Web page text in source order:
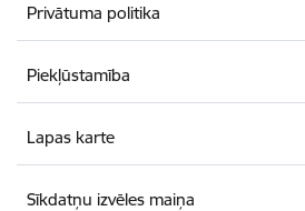
Privātuma politika
Piekļūstamība
Lapas karte
Sīkdatņu izvēles maiņa